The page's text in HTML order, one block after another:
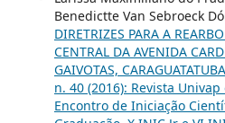
Benedictte Van Sebroeck
DIRETRIZES PARA A
CENTRAL DA AVENIDA
GAIVOTAS,
n. 40 (2016): Revista
Encontro de Iniciação